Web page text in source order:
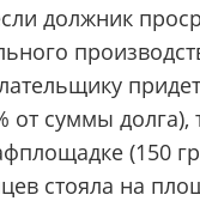
должник
от суммы долга),
(150
стояла на